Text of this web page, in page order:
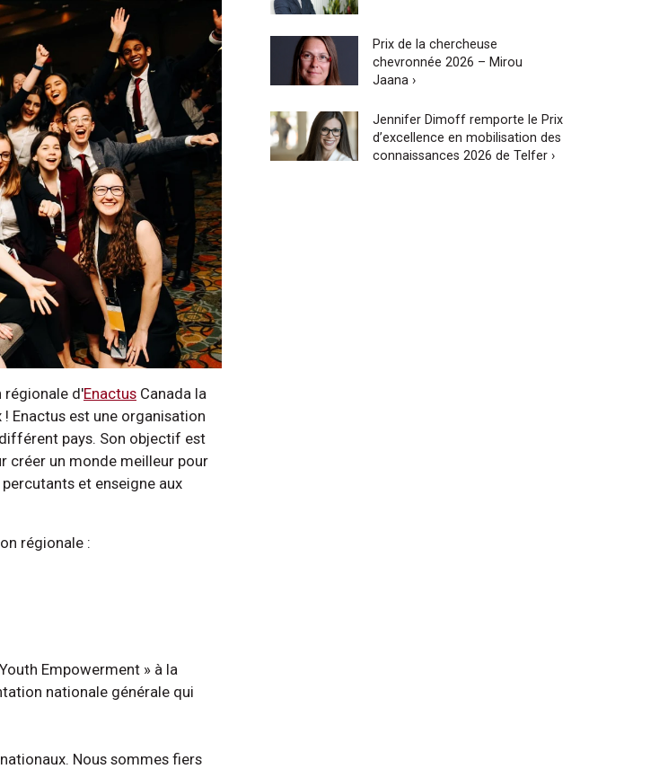
régionale d'Enactus Canada la
Enactus est une organisation
pays. Son objectif est
créer un monde meilleur pour
et enseigne aux
régionale :
Empowerment » à la
nationale générale qui
Nous sommes fiers
Prix de la chercheuse
chevronnée 2026 – Mirou
Jaana ›
Jennifer Dimoff remporte le Prix
d’excellence en mobilisation des
connaissances 2026 de Telfer ›